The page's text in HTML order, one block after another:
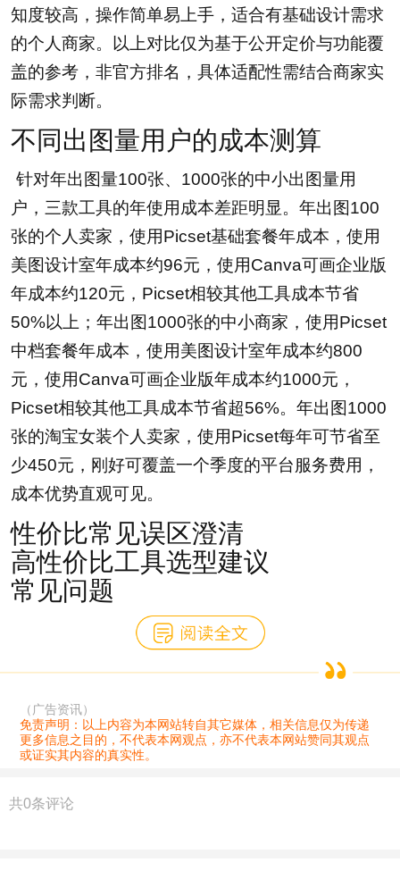
知度较高，操作简单易上手，适合有基础设计需求
的个人商家。以上对比仅为基于公开定价与功能覆
盖的参考，非官方排名，具体适配性需结合商家实
际需求判断。
不同出图量用户的成本测算
针对年出图量100张、1000张的中小出图量用
户，三款工具的年使用成本差距明显。年出图100
张的个人卖家，使用Picset基础套餐年成本，使用
美图设计室年成本约96元，使用Canva可画企业版
年成本约120元，Picset相较其他工具成本节省
50%以上；年出图1000张的中小商家，使用Picset
中档套餐年成本，使用美图设计室年成本约800
元，使用Canva可画企业版年成本约1000元，
Picset相较其他工具成本节省超56%。年出图1000
张的淘宝女装个人卖家，使用Picset每年可节省至
少450元，刚好可覆盖一个季度的平台服务费用，
成本优势直观可见。
性价比常见误区澄清
高性价比工具选型建议
常见问题
（广告资讯）
免责声明：以上内容为本网站转自其它媒体，相关信息仅为传递
更多信息之目的，不代表本网观点，亦不代表本网站赞同其观点
或证实其内容的真实性。
共0条评论